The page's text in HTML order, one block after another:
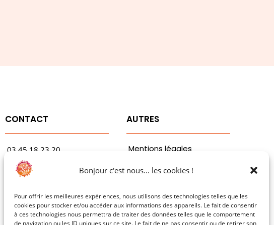
Bonjour c'est nous... les cookies !
Pour offrir les meilleures expériences, nous utilisons des technologies telles que les
cookies pour stocker et/ou accéder aux informations des appareils. Le fait de consentir
à ces technologies nous permettra de traiter des données telles que le comportement
de navigation ou les ID uniques sur ce site. Le fait de ne pas consentir ou de retirer son
CONTACT
03.45.18.23.20
contact@rfvaa.com
1 Avenue Garibaldi
AUTRES
Mentions légales
Politiques de